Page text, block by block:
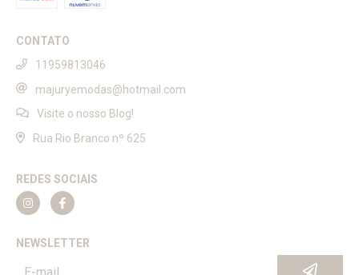
CONTATO
11959813046
majuryemodas@hotmail.com
Visite o nosso Blog!
Rua Rio Branco nº 625
REDES SOCIAIS
NEWSLETTER